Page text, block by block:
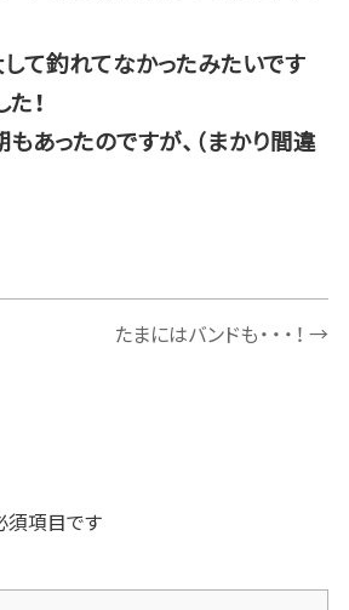
て釣れてなかったみたいです
！
あったのですが、（まかり間違
たまにはバンドも・・・！ →
須項目です